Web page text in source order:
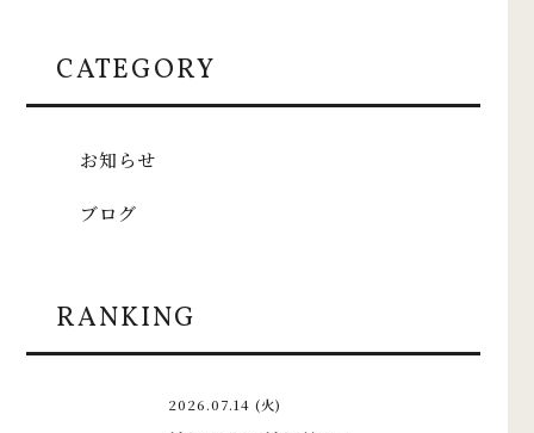
CATEGORY
お知らせ
ブログ
RANKING
2026.07.14 (火)